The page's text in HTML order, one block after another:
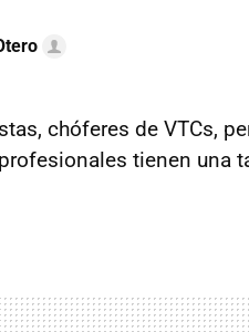
chóferes de VTCs,
tienen una